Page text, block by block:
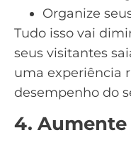
Organize
Tudo isso vai
seus visitantes
uma experiência
desempenho do
4.